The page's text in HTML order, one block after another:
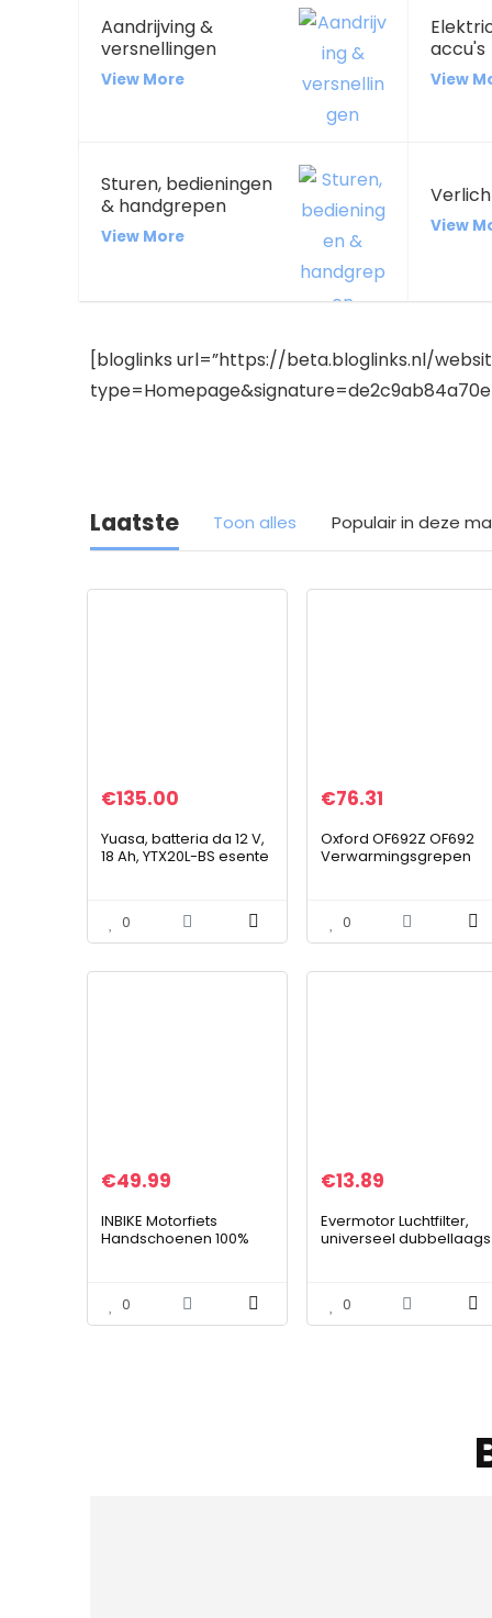
Aandrijving &
versnellingen
View More
accu's
View
Sturen, bedieningen
& handgrepen
View More
View
[bloglinks url=”https://beta.bloglinks.nl/
Laatste Toon alles Populair in deze
€135.00
Yuasa, batteria da 12 V,
18 Ah, YTX20L-BS esente
S3T Thunderbolt EB1 CF,
per Moto Terralander
0
€76.31
Oxford OF692Z OF692
Verwarmingsgrepen
0
€49.99
INBIKE Motorfiets
Handschoenen 100%
MTB Rijden
0
€13.89
Evermotor Luchtfilter,
universeel dubbellaags
0